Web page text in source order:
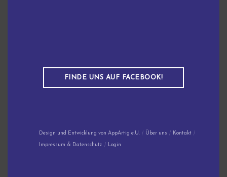
FINDE UNS AUF FACEBOOK!
Design und Entwicklung von AppArtig e.U. Über uns Kontakt
Impressum & Datenschutz Login